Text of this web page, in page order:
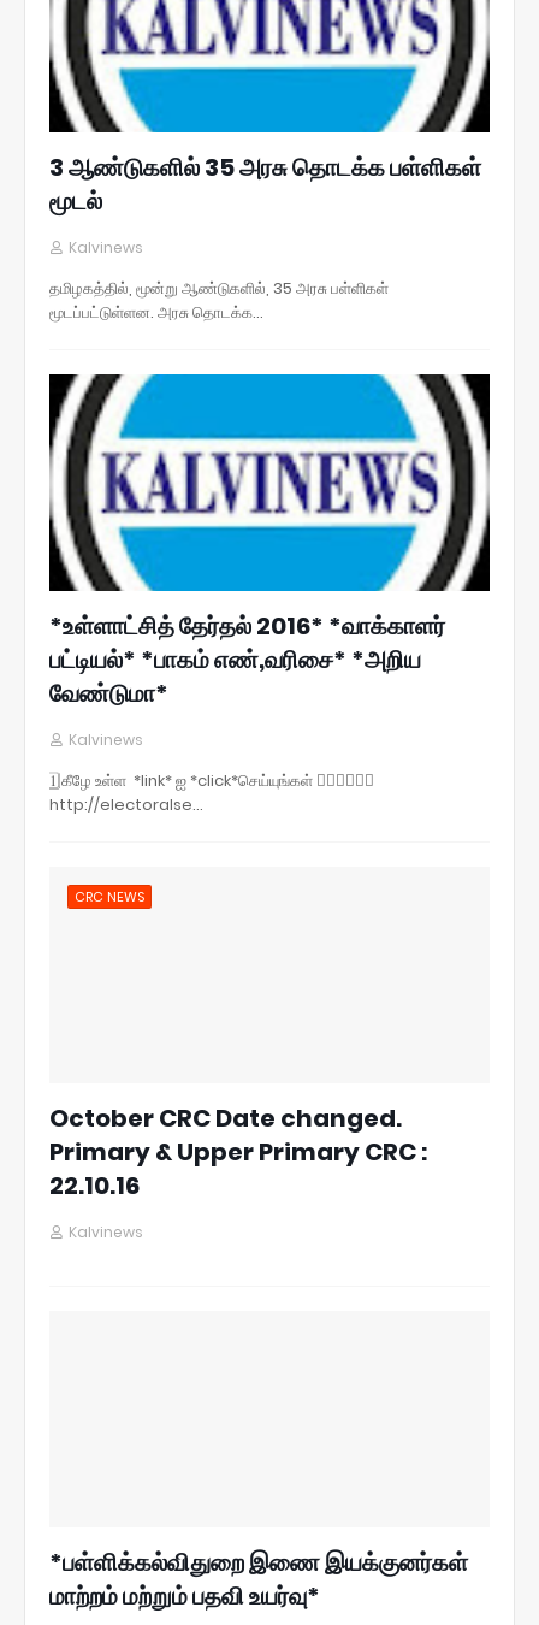
3 ஆண்டுகளில் 35 அரசு தொடக்க பள்ளிகள்
மூடல்
Kalvinews
தமிழகத்தில், மூன்று ஆண்டுகளில், 35 அரசு பள்ளிகள்
மூடப்பட்டுள்ளன. அரசு தொடக்க…
*உள்ளாட்சித் தேர்தல் 2016* *வாக்காளர்
பட்டியல்* *பாகம் எண்,வரிசை* *அறிய
வேண்டுமா*
Kalvinews
1⃣ கீழே உள்ள *link* ஐ *click*செய்யுங்கள் 👇🏼👇🏼👇🏼
http://electoralse…
CRC NEWS
October CRC Date changed.
Primary & Upper Primary CRC :
22.10.16
Kalvinews
*பள்ளிக்கல்விதுறை இணை இயக்குனர்கள்
மாற்றம் மற்றும் பதவி உயர்வு*